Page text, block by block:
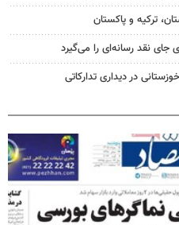
ترکیه و پاکستان
نقد رسانه‌ای را می‌گیرد
در دیداری تدارکاتی